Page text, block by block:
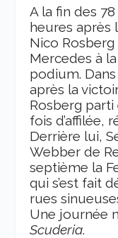
A la fin des
heures après
Nico
Mercedes à
podium.
après la
Rosberg
fois d’affilée,
Derrière lui,
Webber de
septième la
qui s’est fait
rues
Une journée
Scuderia.